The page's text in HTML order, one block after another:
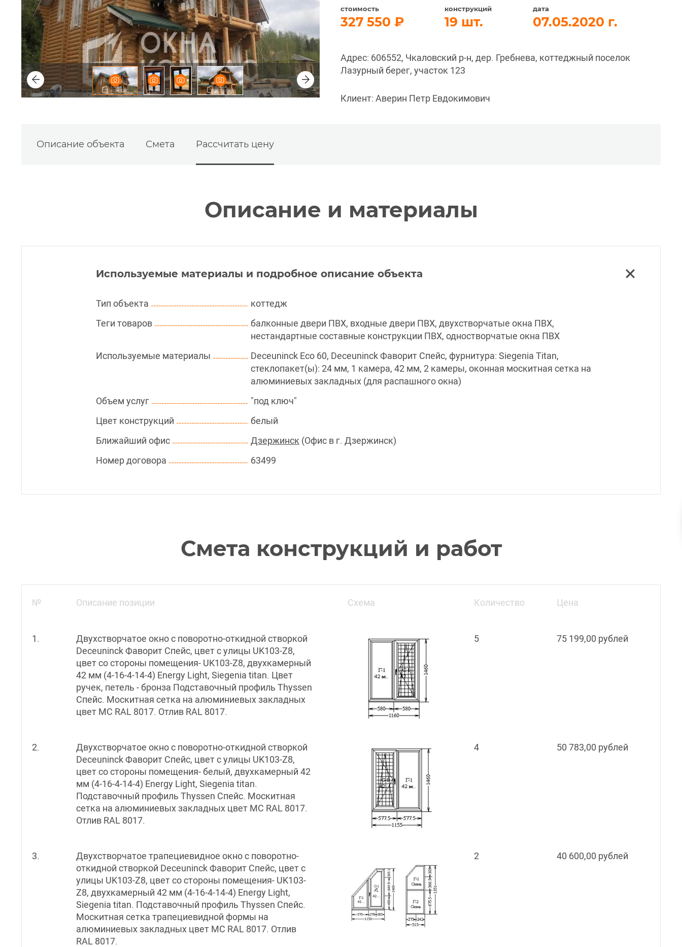
стоимость
327 550
конструкций
19
дата
07.05.2020
Адрес: 606552, Чкаловский р-н, дер. Гребнева, коттеджный поселок
Лазурный берег, участок 123
Клиент: Аверин Петр Евдокимович
Описание объекта Смета Рассчитать цену
Описание и материалы
Используемые материалы и подробное описание объекта
Тип объекта
коттедж
Теги товаров
балконные двери ПВХ, входные двери ПВХ, двухстворчатые окна ПВХ,
нестандартные составные конструкции ПВХ, одностворчатые окна ПВХ
Используемые материалы
Deceuninck Eco 60, Deceuninck Фаворит Спейс, фурнитура: Siegenia Titan,
стеклопакет(ы): 24 мм, 1 камера, 42 мм, 2 камеры, оконная москитная сетка на
алюминиевых закладных (для распашного окна)
Объем услуг
"под ключ"
Цвет конструкций
белый
Ближайший офис
Дзержинск (Офис в г. Дзержинск)
Номер договора
63499
Смета конструкций и работ
№ Описание позиции Схема Количество Цена
1.
Двухстворчатое окно с поворотно-откидной створкой
Deceuninck Фаворит Спейс, цвет с улицы UK103-Z8,
цвет со стороны помещения- UK103-Z8, двухкамерный
42 мм (4-16-4-14-4) Energy Light, Siegenia titan. Цвет
ручек, петель - бронза Подставочный профиль Thyssen
Спейс. Москитная сетка на алюминиевых закладных
цвет MC RAL 8017. Отлив RAL 8017.
5 75 199,00 рублей
2.
Двухстворчатое окно с поворотно-откидной створкой
Deceuninck Фаворит Спейс, цвет с улицы UK103-Z8,
цвет со стороны помещения- белый, двухкамерный 42
мм (4-16-4-14-4) Energy Light, Siegenia titan.
Подставочный профиль Thyssen Спейс. Москитная
сетка на алюминиевых закладных цвет MC RAL 8017.
Отлив RAL 8017.
4 50 783,00 рублей
3.
Двухстворчатое трапециевидное окно с поворотно-
откидной створкой Deceuninck Фаворит Спейс, цвет с
улицы UK103-Z8, цвет со стороны помещения- UK103-
Z8, двухкамерный 42 мм (4-16-4-14-4) Energy Light,
Siegenia titan. Подставочный профиль Thyssen Спейс.
Москитная сетка трапециевидной формы на
алюминиевых закладных цвет MC RAL 8017. Отлив
RAL 8017.
2 40 600,00 рублей